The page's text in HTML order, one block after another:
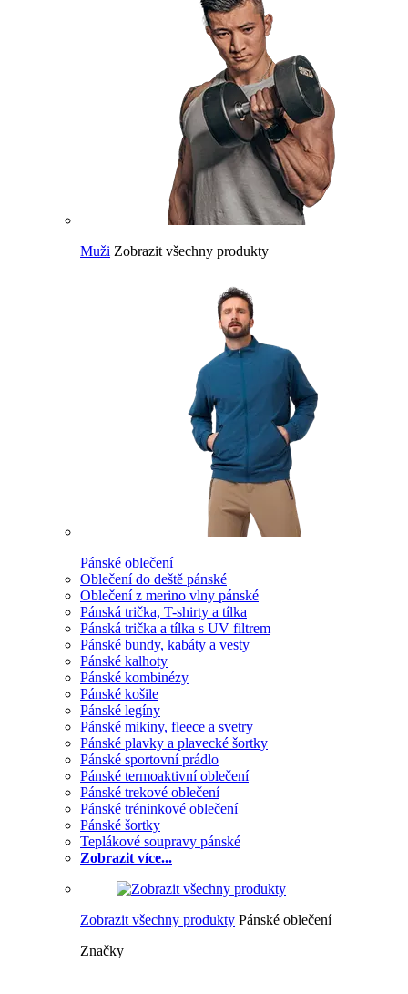
Muži Zobrazit všechny produkty
Pánské oblečení
Oblečení do deště pánské
Oblečení z merino vlny pánské
Pánská trička, T-shirty a tílka
Pánská trička a tílka s UV filtrem
Pánské bundy, kabáty a vesty
Pánské kalhoty
Pánské kombinézy
Pánské košile
Pánské legíny
Pánské mikiny, fleece a svetry
Pánské plavky a plavecké šortky
Pánské sportovní prádlo
Pánské termoaktivní oblečení
Pánské trekové oblečení
Pánské tréninkové oblečení
Pánské šortky
Teplákové soupravy pánské
Zobrazit více...
Zobrazit všechny produkty Pánské oblečení
Značky